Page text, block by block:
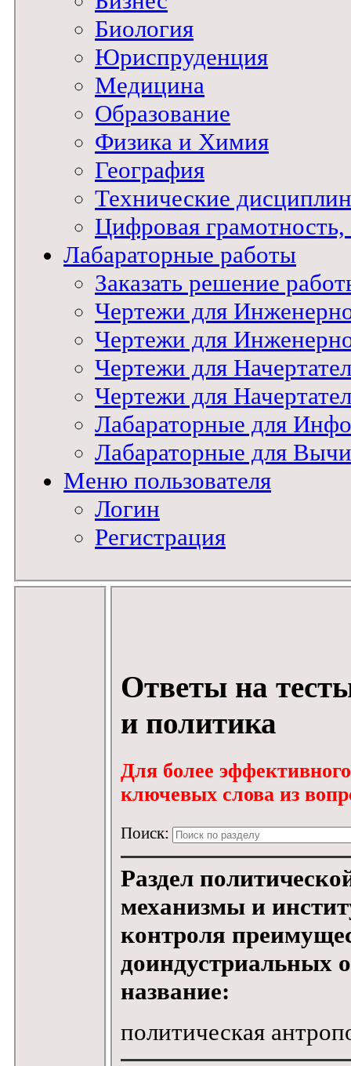
Биология
Юриспруденция
Медицина
Образование
Физика и Химия
География
Технические
Цифровая
Лабараторные работы
Заказать решение
Чертежи для
Чертежи для
Чертежи для
Чертежи для
Лабараторные для
Лабараторные для
Меню пользователя
Логин
Регистрация
Ответы на
и политика
Для более
ключевых слова из
Поиск:
Раздел
механизмы и
контроля
доиндустриальных
название:
политическая